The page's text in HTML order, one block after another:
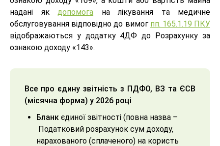
надані як допомога на лікування та медичне
обслуговування відповідно до вимог пп. 165.1.19 ПКУ
відображаються у додатку 4ДФ до Розрахунку за
ознакою доходу «143».
Все про єдину звітність з ПДФО, ВЗ та ЄСВ
(місячна форма) у 2026 році
Бланк єдиної звітності (повна назва –
Податковий розрахунок сум доходу,
нарахованого (сплаченого) на користь